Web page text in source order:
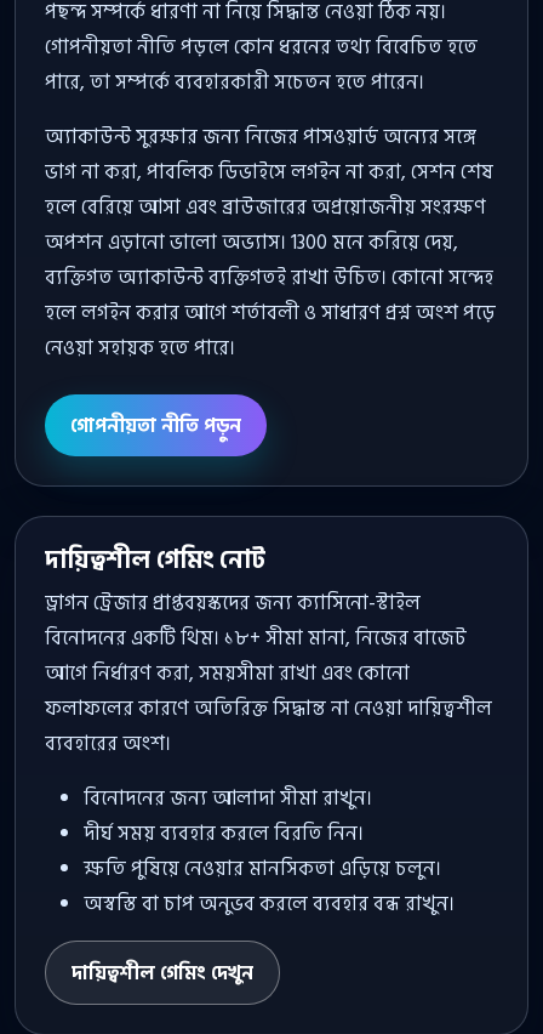
পছন্দ সম্পর্কে ধারণা না নিয়ে সিদ্ধান্ত নেওয়া ঠিক নয়।
গোপনীয়তা নীতি পড়লে কোন ধরনের তথ্য বিবেচিত হতে
পারে, তা সম্পর্কে ব্যবহারকারী সচেতন হতে পারেন।
অ্যাকাউন্ট সুরক্ষার জন্য নিজের পাসওয়ার্ড অন্যের সঙ্গে
ভাগ না করা, পাবলিক ডিভাইসে লগইন না করা, সেশন শেষ
হলে বেরিয়ে আসা এবং ব্রাউজারের অপ্রয়োজনীয় সংরক্ষণ
অপশন এড়ানো ভালো অভ্যাস। 1300 মনে করিয়ে দেয়,
ব্যক্তিগত অ্যাকাউন্ট ব্যক্তিগতই রাখা উচিত। কোনো সন্দেহ
হলে লগইন করার আগে শর্তাবলী ও সাধারণ প্রশ্ন অংশ পড়ে
নেওয়া সহায়ক হতে পারে।
গোপনীয়তা নীতি পড়ুন
দায়িত্বশীল গেমিং নোট
ড্রাগন ট্রেজার প্রাপ্তবয়স্কদের জন্য ক্যাসিনো-স্টাইল
বিনোদনের একটি থিম। ১৮+ সীমা মানা, নিজের বাজেট
আগে নির্ধারণ করা, সময়সীমা রাখা এবং কোনো
ফলাফলের কারণে অতিরিক্ত সিদ্ধান্ত না নেওয়া দায়িত্বশীল
ব্যবহারের অংশ।
বিনোদনের জন্য আলাদা সীমা রাখুন।
দীর্ঘ সময় ব্যবহার করলে বিরতি নিন।
ক্ষতি পুষিয়ে নেওয়ার মানসিকতা এড়িয়ে চলুন।
অস্বস্তি বা চাপ অনুভব করলে ব্যবহার বন্ধ রাখুন।
দায়িত্বশীল গেমিং দেখুন